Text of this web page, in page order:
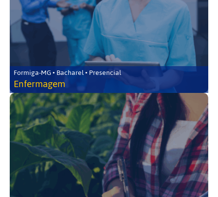
Formiga-MG • Bacharel • Presencial
Enfermagem